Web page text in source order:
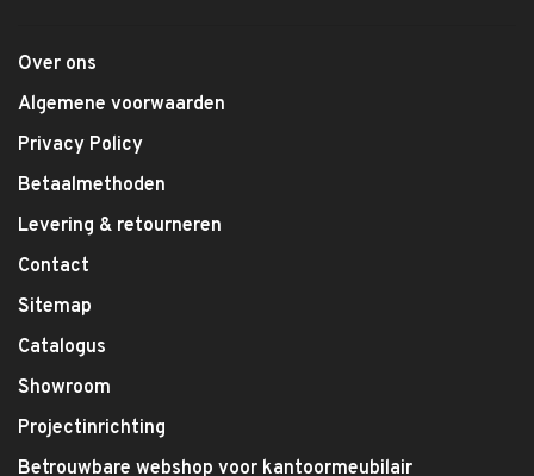
Over ons
Algemene voorwaarden
Privacy Policy
Betaalmethoden
Levering & retourneren
Contact
Sitemap
Catalogus
Showroom
Projectinrichting
Betrouwbare webshop voor kantoormeubilair